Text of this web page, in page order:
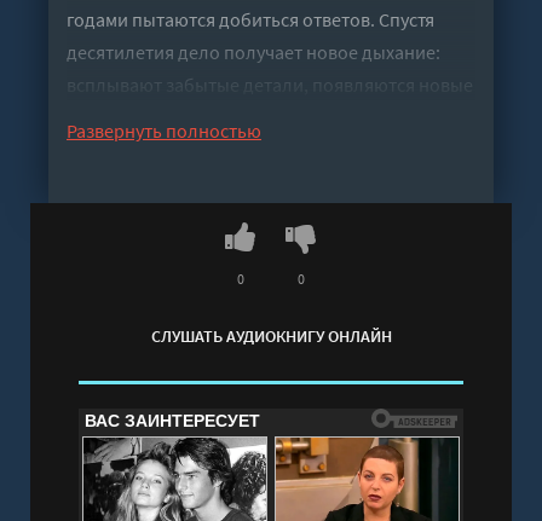
годами пытаются добиться ответов. Спустя
десятилетия дело получает новое дыхание:
всплывают забытые детали, появляются новые
онлайн бесплатно без регистрации - полная
Развернуть полностью
СЛУШАТЬ АУДИОКНИГУ ОНЛАЙН
0 0